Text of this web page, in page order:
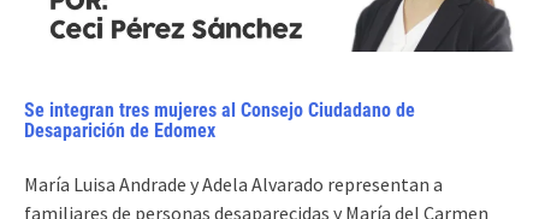
Se integran tres mujeres al Consejo Ciudadano de
Desaparición de Edomex
María Luisa Andrade y Adela Alvarado representan a
familiares de personas desaparecidas y María del Carmen